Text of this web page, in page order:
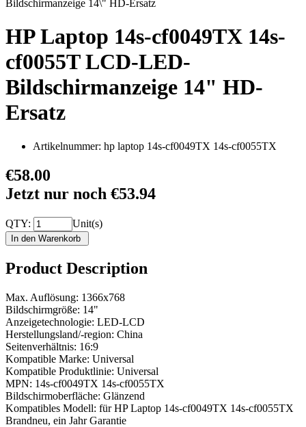
HP Laptop 14s-cf0049TX 14s-
cf0055T LCD-LED-
Bildschirmanzeige 14" HD-
Ersatz
Artikelnummer: hp laptop 14s-cf0049TX 14s-cf0055TX
€58.00
Jetzt nur noch €53.94
QTY: Unit(s)
Product Description
Max. Auflösung: 1366x768
Bildschirmgröße: 14"
Anzeigetechnologie: LED-LCD
Herstellungsland/-region: China
Seitenverhältnis: 16:9
Kompatible Marke: Universal
Kompatible Produktlinie: Universal
MPN: 14s-cf0049TX 14s-cf0055TX
Bildschirmoberfläche: Glänzend
Kompatibles Modell: für HP Laptop 14s-cf0049TX 14s-cf0055TX
Brandneu, ein Jahr Garantie